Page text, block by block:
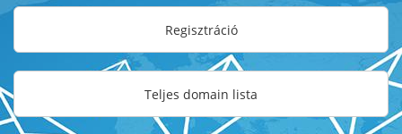
Regisztráció
Teljes domain lista